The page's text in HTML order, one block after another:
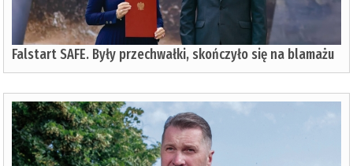
Falstart SAFE. Były przechwałki, skończyło się na blamażu